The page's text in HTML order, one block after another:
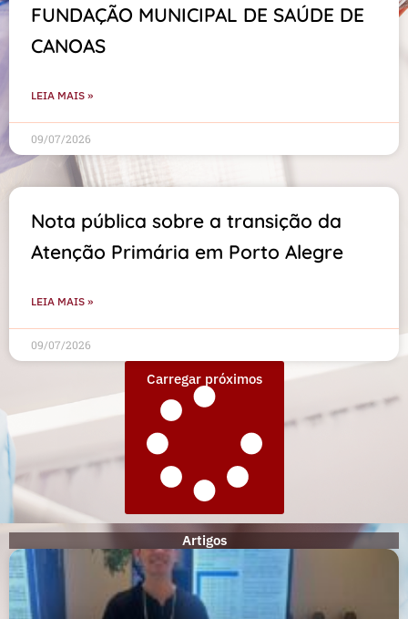
FUNDAÇÃO MUNICIPAL DE SAÚDE DE
CANOAS
LEIA MAIS »
09/07/2026
Nota pública sobre a transição da
Atenção Primária em Porto Alegre
LEIA MAIS »
09/07/2026
Carregar próximos
Artigos